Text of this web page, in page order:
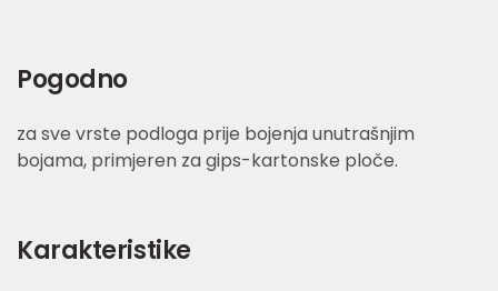
Pogodno
za sve vrste podloga prije bojenja unutrašnjim
bojama, primjeren za gips-kartonske ploče.
Karakteristike